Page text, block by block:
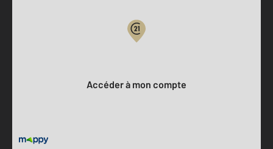
Accéder à mon compte